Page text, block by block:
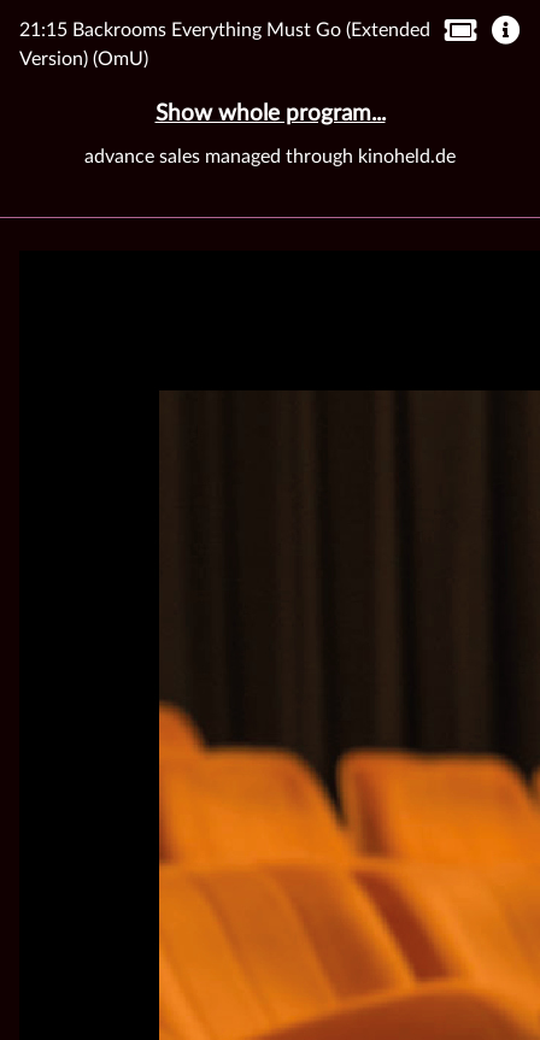
21:15 Backrooms Everything Must Go (Extended
Version) (OmU)
Show whole program...
advance sales managed through kinoheld.de